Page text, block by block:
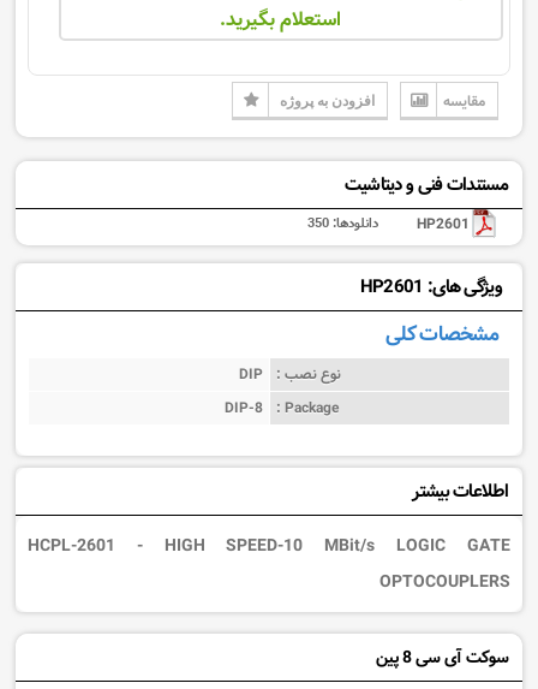
استعلام بگیرید.
مقایسه افزودن به پروژه
مستندات فنی و دیتاشیت
HP2601 دانلودها: 350
ویژگی های: HP2601
مشخصات کلی
نوع نصب : DIP
Package :
DIP-8
اطلاعات بیشتر
HCPL-2601 - HIGH SPEED-10 MBit/s LOGIC GATE
OPTOCOUPLERS
سوکت آی سی 8 پین